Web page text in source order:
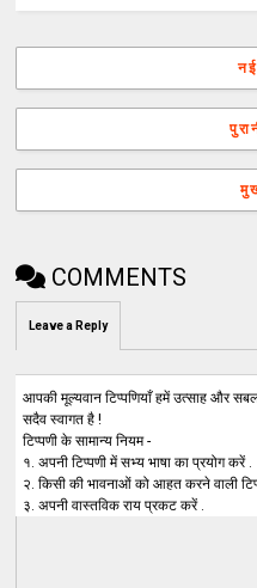
COMMENTS
Leave a Reply
आपकी मूल्यवान टिप्पणियाँ हमें उत्साह और
सदैव स्वागत है !
टिप्पणी के सामान्य नियम -
१. अपनी टिप्पणी में सभ्य भाषा का प्रयोग करें .
२. किसी की भावनाओं को आहत करने वाली
३. अपनी वास्तविक राय प्रकट करें .